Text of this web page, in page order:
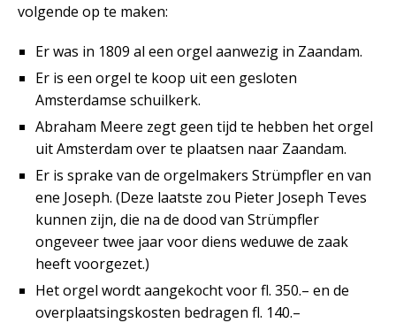
volgende op te maken:
Er was in 1809 al een orgel aanwezig in Zaandam.
Er is een orgel te koop uit een gesloten
Amsterdamse schuilkerk.
Abraham Meere zegt geen tijd te hebben het orgel
uit Amsterdam over te plaatsen naar Zaandam.
Er is sprake van de orgelmakers Strümpfler en van
ene Joseph. (Deze laatste zou Pieter Joseph Teves
kunnen zijn, die na de dood van Strümpfler
ongeveer twee jaar voor diens weduwe de zaak
heeft voorgezet.)
Het orgel wordt aangekocht voor fl. 350.– en de
overplaatsingskosten bedragen fl. 140.–